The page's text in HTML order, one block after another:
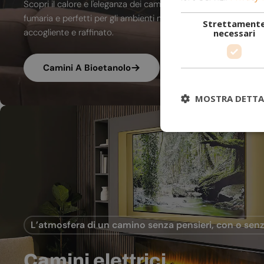
Scopri il calore e l'eleganza dei camini a bioetanolo. A
fumaria e perfetti per gli ambienti moderni, trasformano ogni
accogliente e raffinato.
Camini A Bioetanolo
L’atmosfera di un camino senza pensieri, con o
necessari
MOSTRA